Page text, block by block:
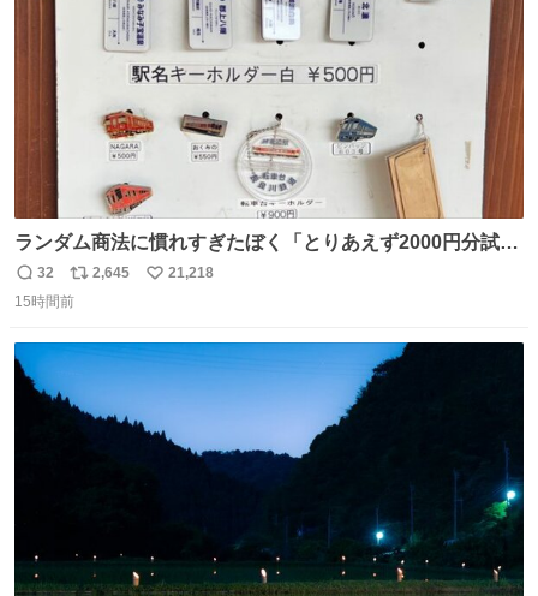
ランダム商法に慣れすぎたぼく「とりあえず2000円分試し
てみるか…」 駅員さん「どれが欲しいの？」 ぼく「えっ
良いんですか？」 駅員さん「何が…？？」 やっぱランダム
わ！！！！！！！！！！！！！！！！！！！！
返
信
32
リ
ポ
ト
2,645
い
数
21,218
15時間前